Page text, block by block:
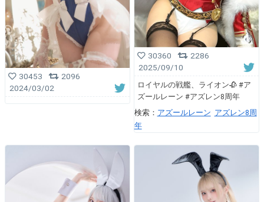
30453
2096
2024/03/02
30360
2286
2025/09/10
ロイヤルの戦艦、ライオン🥀 #ア
ズールレーン #アズレン8周年
検索： アズールレーン アズレン8周
年